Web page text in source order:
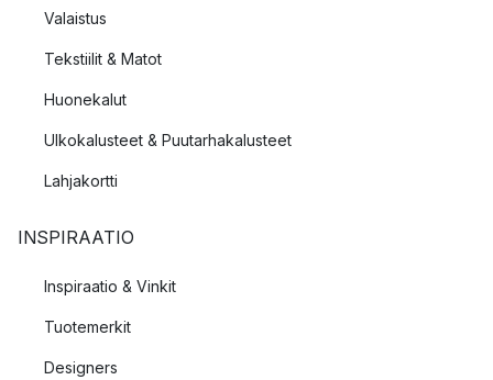
Valaistus
Tekstiilit & Matot
Huonekalut
Ulkokalusteet & Puutarhakalusteet
Lahjakortti
INSPIRAATIO
Inspiraatio & Vinkit
Tuotemerkit
Designers